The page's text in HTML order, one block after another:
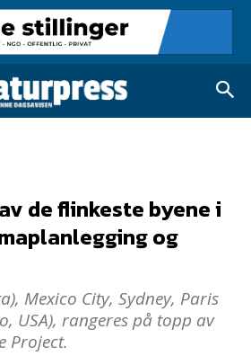
de flinkeste byene i
og
Mexico City, Sydney, Paris
USA), rangeres på topp av
Project.